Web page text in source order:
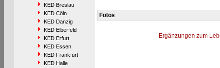
KED Breslau
KED Cöln
KED Danzig
KED Elberfeld
KED Erfurt
KED Essen
KED Frankfurt
KED Halle
Fotos
Ergänzungen zum